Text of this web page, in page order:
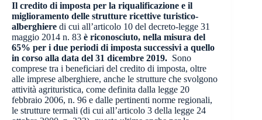
Il credito di imposta per la riqualificazione e il
miglioramento delle strutture ricettive turistico-
alberghiere di cui all’articolo 10 del decreto-legge 31
maggio 2014 n. 83 è riconosciuto, nella misura del
65% per i due periodi di imposta successivi a quello
in corso alla data del 31 dicembre 2019. Sono
comprese tra i beneficiari del credito di imposta, oltre
alle imprese alberghiere, anche le strutture che svolgono
attività agrituristica, come definita dalla legge 20
febbraio 2006, n. 96 e dalle pertinenti norme regionali,
le strutture termali (di cui all’articolo 3 della legge 24